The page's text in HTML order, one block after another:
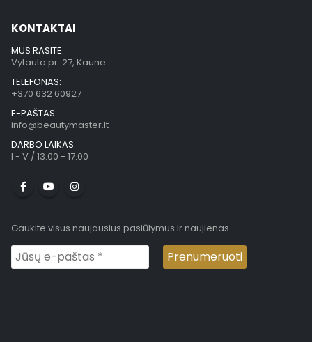
KONTAKTAI
MUS RASITE:
Vytauto pr. 27, Kaune
TELEFONAS:
+370 632 60927
E-PAŠTAS:
info@beautymaster.lt
DARBO LAIKAS:
I - V / 13:00 - 17:00
Gaukite visus naujausius pasiūlymus ir naujienas.